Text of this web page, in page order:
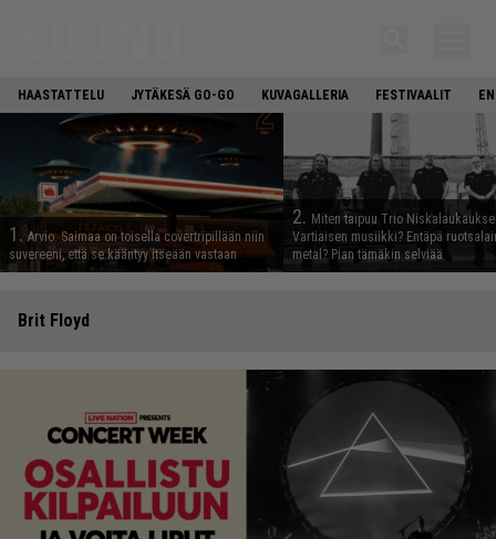
HAASTATTELU JYTÄKESÄ GO-GO KUVAGALLERIA FESTIVAALIT
1. Arvio: Saimaa on toisella covertripillään niin
suvereeni, että se kääntyy itseään vastaan
2. Miten taipuu Trio
Vartiaisen musiikki? Entäpä
metal? Pian tämäkin selviää
Brit Floyd